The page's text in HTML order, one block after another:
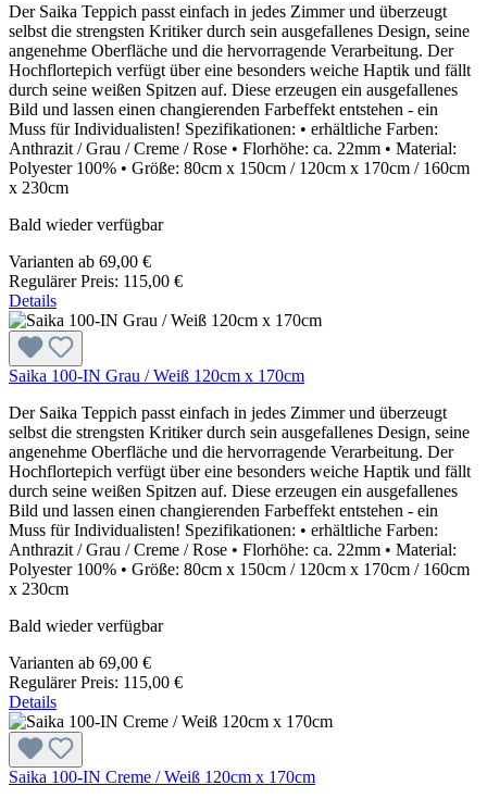
Der Saika Teppich passt einfach in jedes Zimmer und überzeugt
selbst die strengsten Kritiker durch sein ausgefallenes Design, seine
angenehme Oberfläche und die hervorragende Verarbeitung. Der
Hochflortepich verfügt über eine besonders weiche Haptik und fällt
durch seine weißen Spitzen auf. Diese erzeugen ein ausgefallenes
Bild und lassen einen changierenden Farbeffekt entstehen - ein
Muss für Individualisten! Spezifikationen: • erhältliche Farben:
Anthrazit / Grau / Creme / Rose • Florhöhe: ca. 22mm • Material:
Polyester 100% • Größe: 80cm x 150cm / 120cm x 170cm / 160cm
x 230cm
Bald wieder verfügbar
Varianten ab 69,00 €
Regulärer Preis: 115,00 €
Details
Saika 100-IN Grau / Weiß 120cm x 170cm
Der Saika Teppich passt einfach in jedes Zimmer und überzeugt
selbst die strengsten Kritiker durch sein ausgefallenes Design, seine
angenehme Oberfläche und die hervorragende Verarbeitung. Der
Hochflortepich verfügt über eine besonders weiche Haptik und fällt
durch seine weißen Spitzen auf. Diese erzeugen ein ausgefallenes
Bild und lassen einen changierenden Farbeffekt entstehen - ein
Muss für Individualisten! Spezifikationen: • erhältliche Farben:
Anthrazit / Grau / Creme / Rose • Florhöhe: ca. 22mm • Material:
Polyester 100% • Größe: 80cm x 150cm / 120cm x 170cm / 160cm
x 230cm
Bald wieder verfügbar
Varianten ab 69,00 €
Regulärer Preis: 115,00 €
Details
Saika 100-IN Creme / Weiß 120cm x 170cm